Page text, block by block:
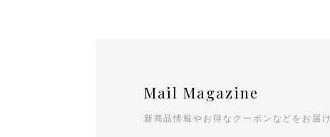
Mail Magazine
新商品情報やお得なクーポンなどをお届